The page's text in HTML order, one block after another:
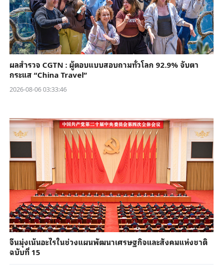
ผลสำรวจ CGTN : ผู้ตอบแบบสอบถามทั่วโลก 92.9% จับตา
กระแส “China Travel”
2026-08-06 03:33:46
จีนมุ่งเน้นอะไรในช่วงแผนพัฒนาเศรษฐกิจและสังคมแห่งชาติ
ฉบับที่ 15